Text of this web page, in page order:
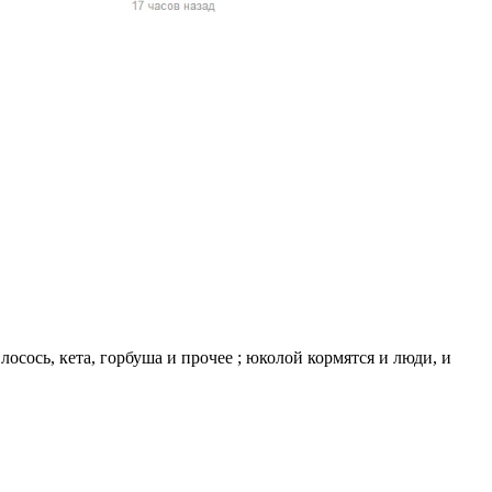
женщин и
страны),
кета, горбуша и прочее ; юколой кормятся и люди, и